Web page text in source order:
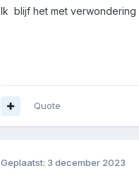
Ik blijf het met
Quote
Geplaatst: 3 december 2023